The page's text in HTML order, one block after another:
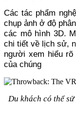
Các tác phẩm
chụp ảnh ở độ
các mô hình 3D.
chi tiết về lịch sử,
người xem hiểu
của chúng
Du khách có thể